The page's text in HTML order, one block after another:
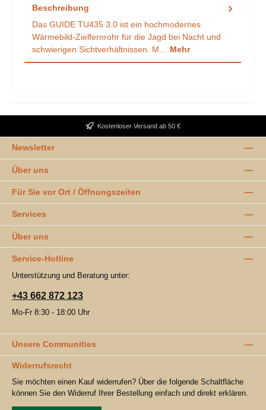
Beschreibung
Das GUIDE TU435 3.0 ist ein hochmodernes
Wärmebild-Zielfernrohr für die Jagd bei Nacht und
schwierigen Sichtverhältnissen. M… Mehr
Kostenloser Versand ab 50 €
Newsletter
Über uns
Für Sie vor Ort / Öffnungszeiten
Services
Über uns
Service-Hotline
Unterstützung und Beratung unter:
+43 662 872 123
Mo-Fr 8:30 - 18:00 Uhr
Unsere Communities
Widerrufsrecht
Sie möchten einen Kauf widerrufen? Über die folgende Schaltfläche
können Sie den Widerruf Ihrer Bestellung einfach und direkt erklären.